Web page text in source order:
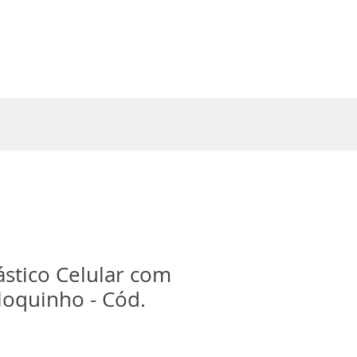
Celular com
- Cód.